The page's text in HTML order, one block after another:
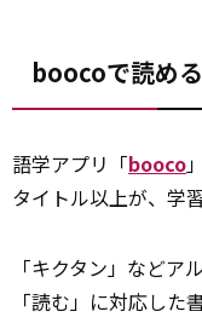
boocoで読め
語学アプリ「booco
タイトル以上が、学
「キクタン」などア
「読む」に対応し